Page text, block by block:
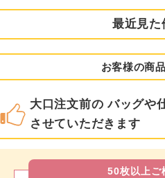
最近見た
お客様の商
大口注文前の バッグや
させていただきます
50枚以上ご